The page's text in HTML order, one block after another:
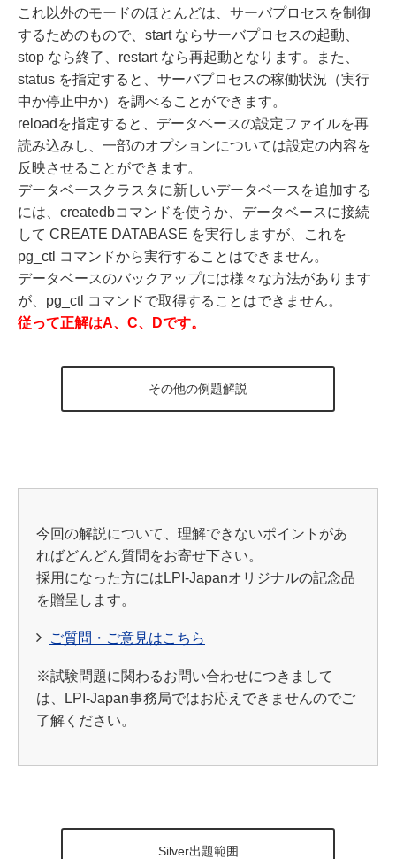
これ以外のモードのほとんどは、サーバプロセスを制御
するためのもので、start ならサーバプロセスの起動、
stop なら終了、restart なら再起動となります。また、
status を指定すると、サーバプロセスの稼働状況（実行
中か停止中か）を調べることができます。
reloadを指定すると、データベースの設定ファイルを再
読み込みし、一部のオプションについては設定の内容を
反映させることができます。
データベースクラスタに新しいデータベースを追加する
には、createdbコマンドを使うか、データベースに接続
して CREATE DATABASE を実行しますが、これを
pg_ctl コマンドから実行することはできません。
データベースのバックアップには様々な方法があります
が、pg_ctl コマンドで取得することはできません。
従って正解はA、C、Dです。
その他の例題解説
今回の解説について、理解できないポイントがあ
ればどんどん質問をお寄せ下さい。
採用になった方にはLPI-Japanオリジナルの記念品
を贈呈します。
ご質問・ご意見はこちら
※試験問題に関わるお問い合わせにつきまして
は、LPI-Japan事務局ではお応えできませんのでご
了解ください。
Silver出題範囲